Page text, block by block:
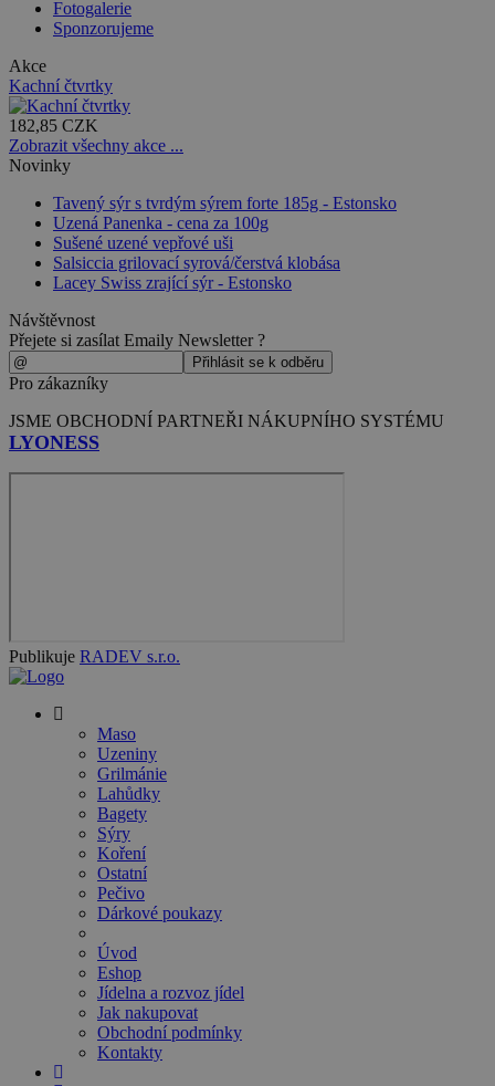
Fotogalerie
Sponzorujeme
Akce
Kachní čtvrtky
182,85 CZK
Zobrazit všechny akce ...
Novinky
Tavený sýr s tvrdým sýrem forte 185g - Estonsko
Uzená Panenka - cena za 100g
Sušené uzené vepřové uši
Salsiccia grilovací syrová/čerstvá klobása
Lacey Swiss zrající sýr - Estonsko
Návštěvnost
Přejete si zasílat Emaily Newsletter ?
Pro zákazníky
JSME OBCHODNÍ PARTNEŘI NÁKUPNÍHO SYSTÉMU
LYONESS
Publikuje RADEV s.r.o.
Maso
Uzeniny
Grilmánie
Lahůdky
Bagety
Sýry
Koření
Ostatní
Pečivo
Dárkové poukazy
Úvod
Eshop
Jídelna a rozvoz jídel
Jak nakupovat
Obchodní podmínky
Kontakty